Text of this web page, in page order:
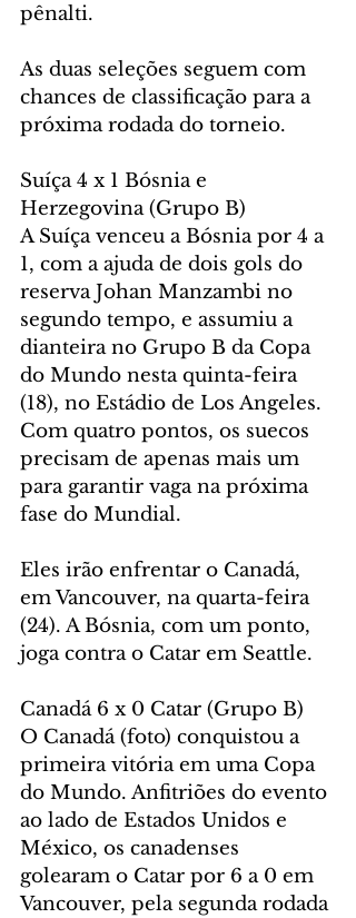
pênalti.
As duas seleções seguem com
chances de classificação para a
próxima rodada do torneio.
Suíça 4 x 1 Bósnia e
Herzegovina (Grupo B)
A Suíça venceu a Bósnia por 4 a
1, com a ajuda de dois gols do
reserva Johan Manzambi no
segundo tempo, e assumiu a
dianteira no Grupo B da Copa
do Mundo nesta quinta-feira
(18), no Estádio de Los Angeles.
Com quatro pontos, os suecos
precisam de apenas mais um
para garantir vaga na próxima
fase do Mundial.
Eles irão enfrentar o Canadá,
em Vancouver, na quarta-feira
(24). A Bósnia, com um ponto,
joga contra o Catar em Seattle.
Canadá 6 x 0 Catar (Grupo B)
O Canadá (foto) conquistou a
primeira vitória em uma Copa
do Mundo. Anfitriões do evento
ao lado de Estados Unidos e
México, os canadenses
golearam o Catar por 6 a 0 em
Vancouver, pela segunda rodada